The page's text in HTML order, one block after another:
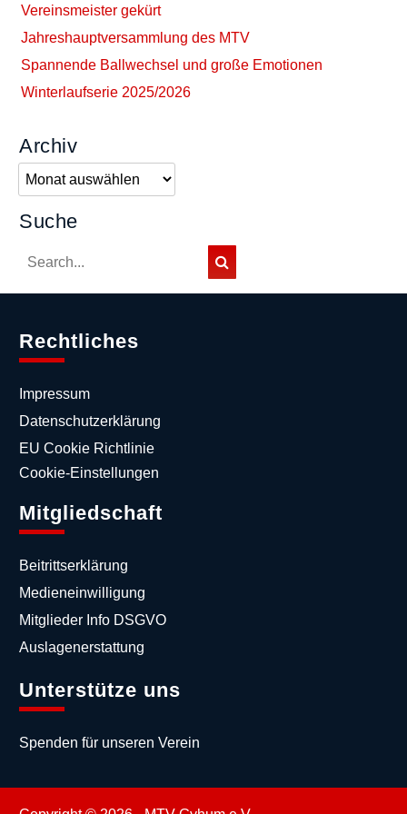
Vereinsmeister gekürt
Jahreshauptversammlung des MTV
Spannende Ballwechsel und große Emotionen
Winterlaufserie 2025/2026
Archiv
Archiv
Suche
Rechtliches
Impressum
Datenschutzerklärung
EU Cookie Richtlinie
Cookie-Einstellungen
Mitgliedschaft
Beitrittserklärung
Medieneinwilligung
Mitglieder Info DSGVO
Auslagenerstattung
Unterstütze uns
Spenden für unseren Verein